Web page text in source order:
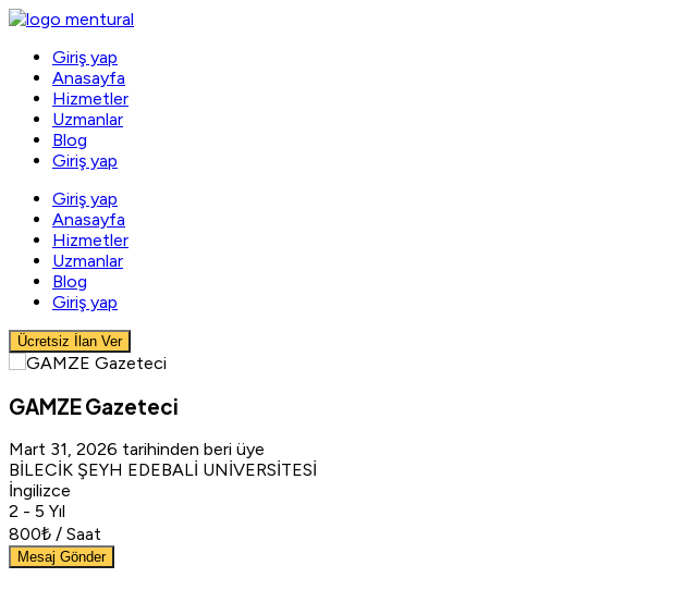
Skip
contentGiriş yap
Anasayfa
Hizmetler
Uzmanlar
Blog
Giriş yap
Giriş yap
Anasayfa
Hizmetler
Uzmanlar
Blog
Giriş yap
Ücretsiz İlan Ver
GAMZE Gazeteci
Mart 31, 2026 tarihinden beri üye
BİLECİK ŞEYH EDEBALİ UNİVERSİTESİ
İngilizce
2 - 5 Yıl
800₺ / Saat
Mesaj Gönder